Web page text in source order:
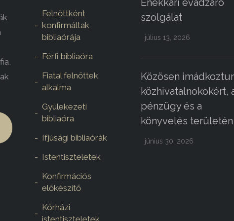
Felnőttként
konfirmáltak
bibliaórája
Férfi bibliaóra
Fiatal felnőttek
alkalma
Gyülekezeti
bibliaóra
Ifjúsági bibliaórák
Istentiszteletek
Konfirmációs
előkészítő
Kórházi
Énekkari évadzáró
szolgálat
július 13, 2026
Közösen
közhivatalnokokért,
pénzügy és a
könyvelés területén
június 30, 2026